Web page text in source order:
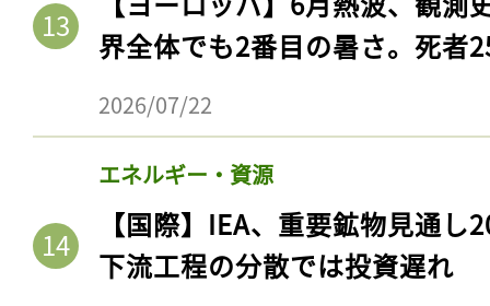
界全体でも2番目の暑さ。死者
2026/07/22
エネルギー・資源
【国際】IEA、重要鉱物見通
下流工程の分散では投資遅れ